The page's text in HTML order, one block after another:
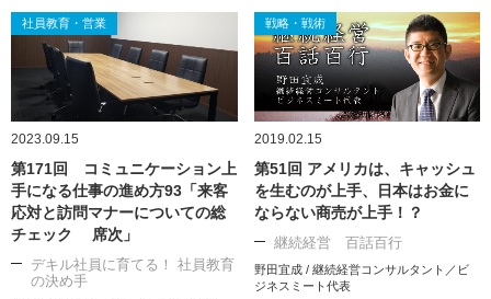
社員教育・営業
2023.09.15
第171回 コミュニケーション上
手になる仕事の進め方93「来客
応対と訪問マナーについての総
チェック 席次」
デキル社員に育てる！ 社員教育
の決め手
戦略・戦術
2019.02.15
第51回 アメリカは、キャッシュ
を生むのが上手、日本はお金に
ならない商売が上手！？
継続経営 百話百行
野田宜成 / 継続経営コンサルタント／ビ
ジネスミート代表